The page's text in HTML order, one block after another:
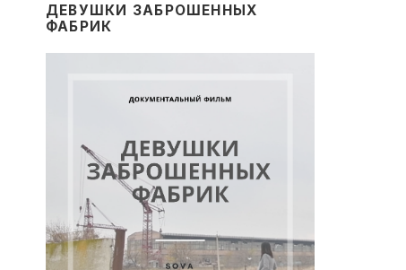
ДЕВУШКИ ЗАБРОШЕННЫХ
ФАБРИК